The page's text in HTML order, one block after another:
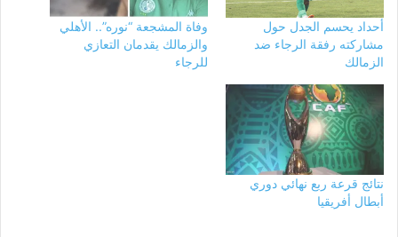
أحداد يحسم الجدل حول
مشاركته رفقة الرجاء ضد
الزمالك
وفاة المشجعة “نوره”.. الأهلي
والزمالك يقدمان التعازي
للرجاء
نتائج قرعة ربع نهائي دوري
أبطال أفريقيا